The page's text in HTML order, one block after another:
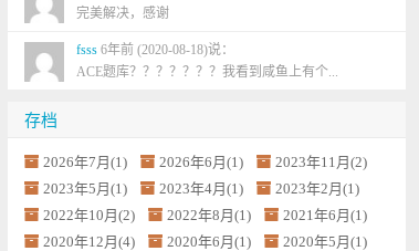
完美解决，感谢
fsss 6年前 (2020-08-18)说：
ACE题库？？？？？？？我看到咸鱼上有个...
存档
2026年7月(1) 2026年6月(1)
2023年11月(2)
2023年5月(1)
2023年4月(1)
2023年2月(1)
2022年10月(2)
2022年8月(1)
2021年6月(1)
2020年12月(4)
2020年6月(1)
2020年5月(1)